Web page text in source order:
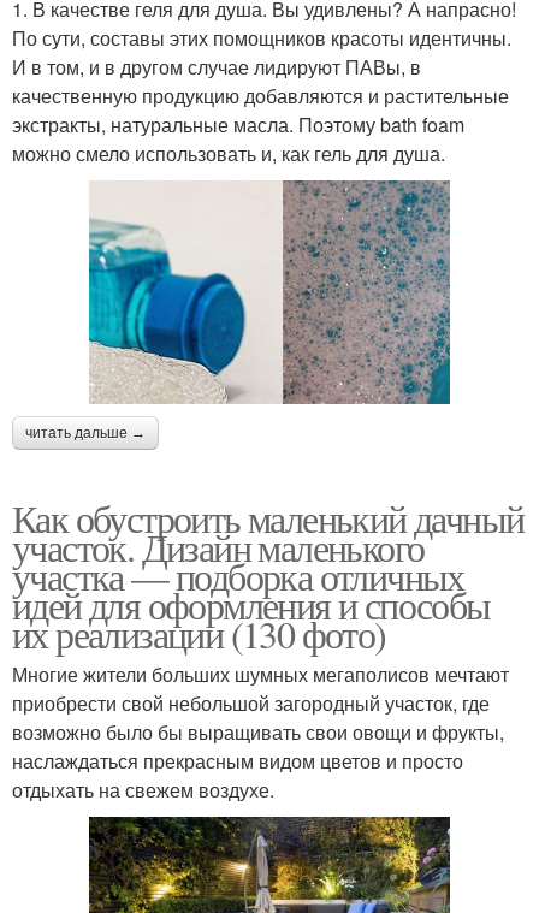
1. В качестве геля для душа. Вы удивлены? А напрасно!
По сути, составы этих помощников красоты идентичны.
И в том, и в другом случае лидируют ПАВы, в
качественную продукцию добавляются и растительные
экстракты, натуральные масла. Поэтому bath foam
можно смело использовать и, как гель для душа.
читать дальше →
Как обустроить маленький дачный
участок. Дизайн маленького
участка — подборка отличных
идей для оформления и способы
их реализации (130 фото)
Многие жители больших шумных мегаполисов мечтают
приобрести свой небольшой загородный участок, где
возможно было бы выращивать свои овощи и фрукты,
наслаждаться прекрасным видом цветов и просто
отдыхать на свежем воздухе.